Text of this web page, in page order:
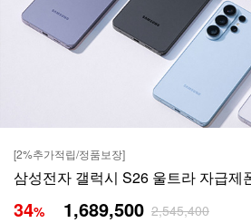
[2%추가적립/정품보장]
삼성전자 갤럭시 S26 울트라 자급제
34% 1,689,500 2,545,400